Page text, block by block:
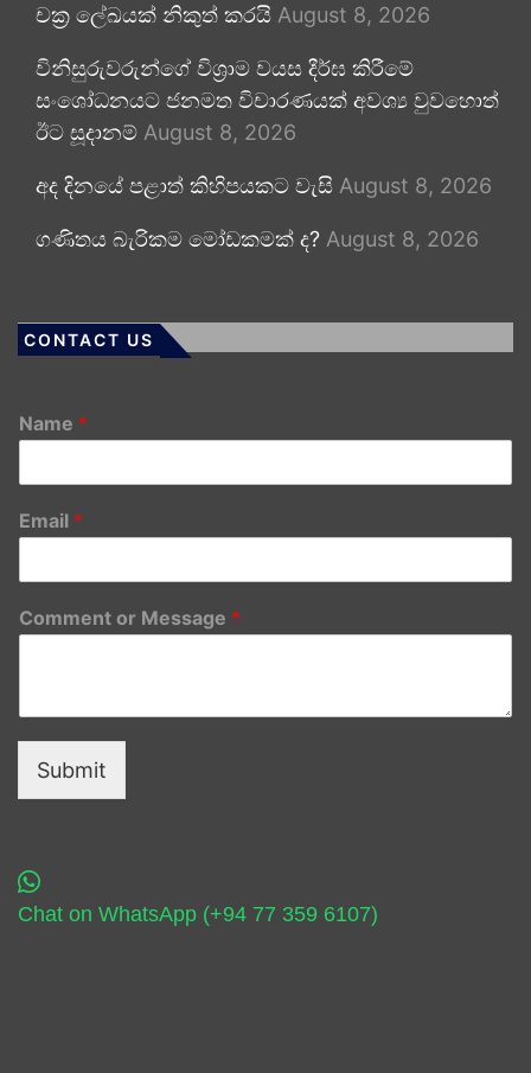
චක්‍ර ලේඛයක් නිකුත් කරයි August 8, 2026
විනිසුරුවරුන්ගේ විශ්‍රාම වයස දීර්ඝ කිරීමේ
සංශෝධනයට ජනමත විචාරණයක් අවශ්‍ය වුවහොත්
ඊට සූදානම් August 8, 2026
අද දිනයේ පළාත් කිහිපයකට වැසි August 8, 2026
ගණිතය බැරිකම මෝඩකමක් ද? August 8, 2026
CONTACT US
Name *
Email *
Comment or Message *
Submit
Chat on WhatsApp (+94 77 359 6107)